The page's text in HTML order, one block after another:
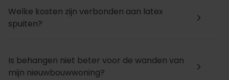
Welke kosten zijn verbonden aan latex
spuiten?
arrow_forward_ios
Is behangen niet beter voor de wanden van
mijn nieuwbouwwoning?
arrow_forward_ios